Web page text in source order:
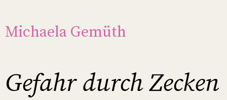
Michaela Gemüth
Gefahr durch Zecken